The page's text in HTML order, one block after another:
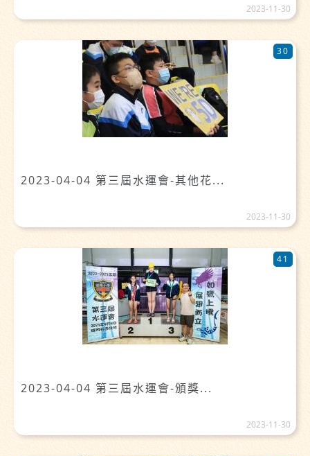
2023-11-30
2023-04-04 第三屆水運會-其他花...
30
2023-11-30
2023-04-04 第三屆水運會-頒獎...
41
2023-11-30